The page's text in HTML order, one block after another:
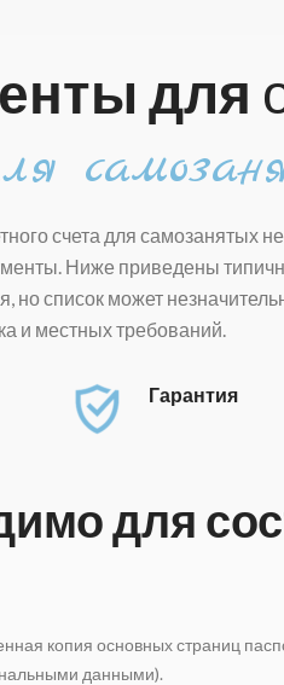
для
счета для самозанятых
Ниже приведены
но список может
и местных требований.
Гарантия
для
копия основных страниц
данными).